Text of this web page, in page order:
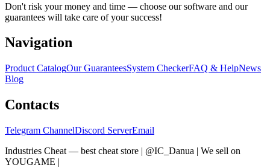
Don't risk your money and time — choose our software and our
guarantees will take care of your success!
Navigation
Product CatalogOur GuaranteesSystem CheckerFAQ & HelpNews
Blog
Contacts
Telegram ChannelDiscord ServerEmail
Industries Cheat — best cheat store | @IC_Danua | We sell on
YOUGAME |